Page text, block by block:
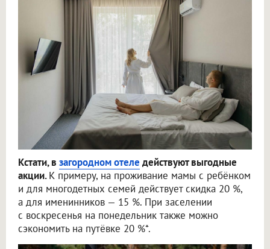
Кстати, в загородном отеле действуют выгодные
акции.К примеру, на проживание мамы с ребёнком
и для многодетных семей действует скидка 20 %,
а для именинников — 15 %. При заселении
с воскресенья на понедельник также можно
сэкономить на путёвке 20 %*.